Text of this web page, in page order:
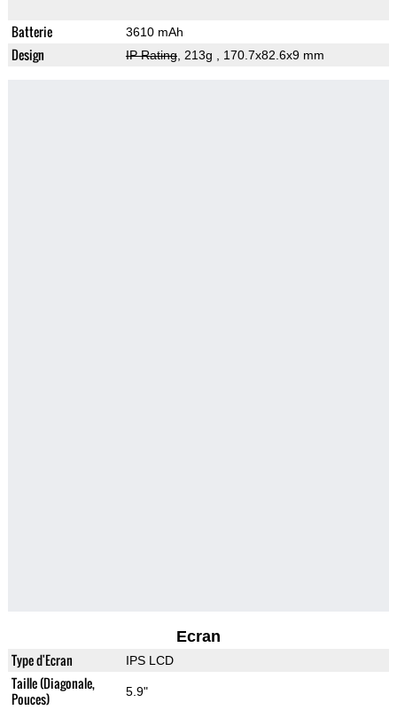
Batterie 3610 mAh
Design IP Rating, 213g , 170.7x82.6x9 mm
Ecran
Type d'Ecran IPS LCD
Taille (Diagonale,
Pouces)
5.9"